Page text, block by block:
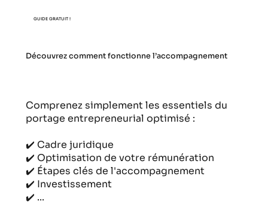
GUIDE GRATUIT !
Découvrez comment fonctionne l’accompagnement
Comprenez simplement les essentiels du
portage entrepreneurial optimisé :
✔️ Cadre juridique
✔️ Optimisation de votre rémunération
✔️ Étapes clés de l'accompagnement​​
✔️ Investissement
✔️ ...